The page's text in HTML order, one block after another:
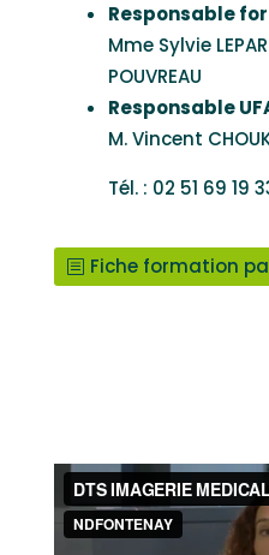
Responsable
Mme Sylvie
POUVREAU
Responsable
M. Vincent
Tél. : 02 51 69 19
Fiche formation